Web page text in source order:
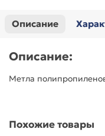
Описание
Описание:
Метла
Похожие товары